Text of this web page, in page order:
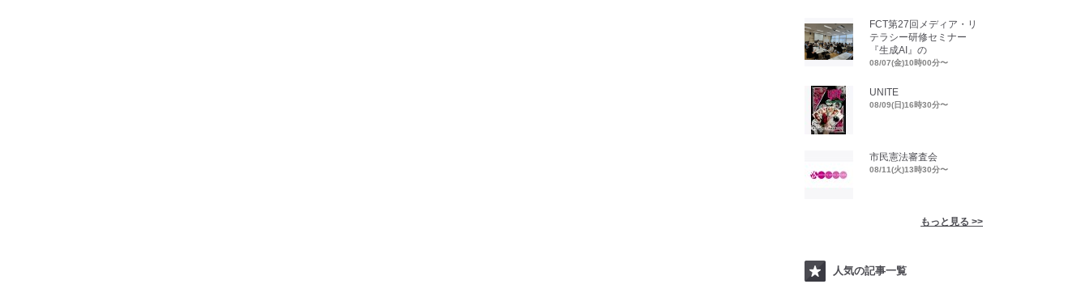
FCT第27回メディア・リ
テラシー研修セミナー
『生成AI』の
08/07(金)10時00分〜
UNITE
08/09(日)16時30分〜
市民憲法審査会
08/11(火)13時30分〜
もっと見る >>
人気の記事一覧